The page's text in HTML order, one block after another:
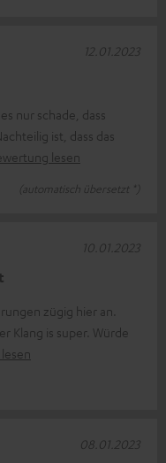
nur schade, dass
ist, dass das
lesen
(automatisch übersetzt *)
12.01.2023
zügig hier an.
Klang is super. Würde
10.01.2023
08.01.2023